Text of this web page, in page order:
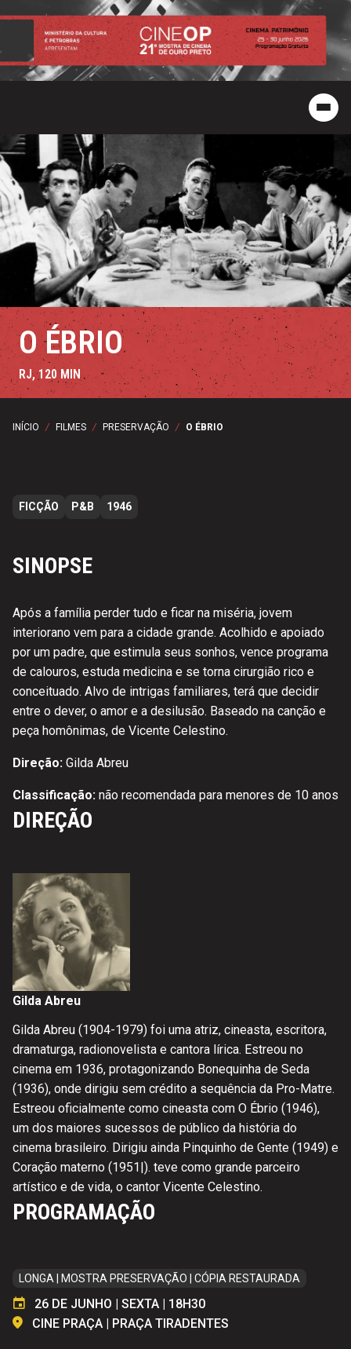
O ÉBRIO
RJ, 120 MIN
INÍCIO / FILMES / PRESERVAÇÃO / O ÉBRIO
FICÇÃO P&B 1946
SINOPSE
Após a família perder tudo e ficar na miséria, jovem
interiorano vem para a cidade grande. Acolhido e apoiado
por um padre, que estimula seus sonhos, vence programa
de calouros, estuda medicina e se torna cirurgião rico e
conceituado. Alvo de intrigas familiares, terá que decidir
entre o dever, o amor e a desilusão. Baseado na canção e
peça homônimas, de Vicente Celestino.
Direção: Gilda Abreu
Classificação: não recomendada para menores de 10 anos
DIREÇÃO
Gilda Abreu
Gilda Abreu (1904-1979) foi uma atriz, cineasta, escritora,
dramaturga, radionovelista e cantora lírica. Estreou no
cinema em 1936, protagonizando Bonequinha de Seda
(1936), onde dirigiu sem crédito a sequência da Pro-Matre.
Estreou oficialmente como cineasta com O Ébrio (1946),
um dos maiores sucessos de público da história do
cinema brasileiro. Dirigiu ainda Pinquinho de Gente (1949) e
Coração materno (1951|). teve como grande parceiro
artístico e de vida, o cantor Vicente Celestino.
PROGRAMAÇÃO
LONGA | MOSTRA PRESERVAÇÃO | CÓPIA RESTAURADA
26 DE JUNHO | SEXTA | 18H30
CINE PRAÇA | PRAÇA TIRADENTES